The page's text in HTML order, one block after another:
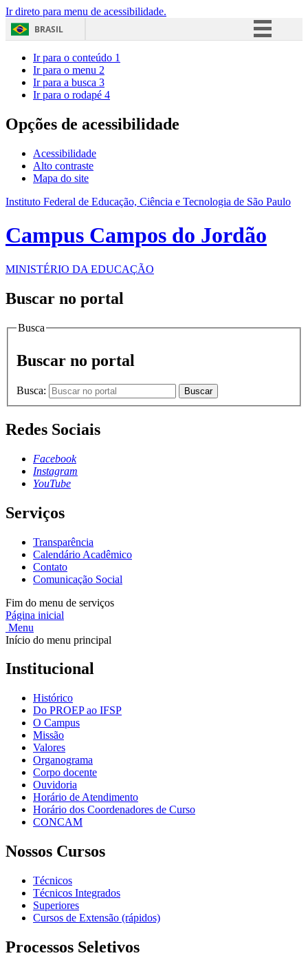
Ir direto para menu de acessibilidade.
BRASIL
Acesso à informação
Ir para o conteúdo 1
Ir para o menu 2
Ir para a busca 3
Ir para o rodapé 4
Opções de acessibilidade
Acessibilidade
Alto contraste
Mapa do site
Instituto Federal de Educação, Ciência e Tecnologia de São Paulo
Campus Campos do Jordão
MINISTÉRIO DA EDUCAÇÃO
Buscar no portal
Busca
Buscar no portal
Busca: Buscar
Redes Sociais
Facebook
Instagram
YouTube
Serviços
Transparência
Calendário Acadêmico
Contato
Comunicação Social
Fim do menu de serviços
Página inicial
Menu
Início do menu principal
Institucional
Histórico
Do PROEP ao IFSP
O Campus
Missão
Valores
Organograma
Corpo docente
Ouvidoria
Horário de Atendimento
Horário dos Coordenadores de Curso
CONCAM
Nossos Cursos
Técnicos
Técnicos Integrados
Superiores
Cursos de Extensão (rápidos)
Processos Seletivos